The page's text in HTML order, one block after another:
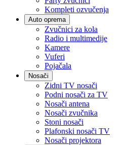
Kompleti ozvučenja
Auto oprema
Zvučnici za kola
Radio i multimedije
Kamere
Vuferi
Pojačala
Nosači
Zidni TV nosači
Podni nosači za TV
Nosači antena
Nosači zvučnika
Stoni nosači
Plafonski nosači TV
Nosači projektora